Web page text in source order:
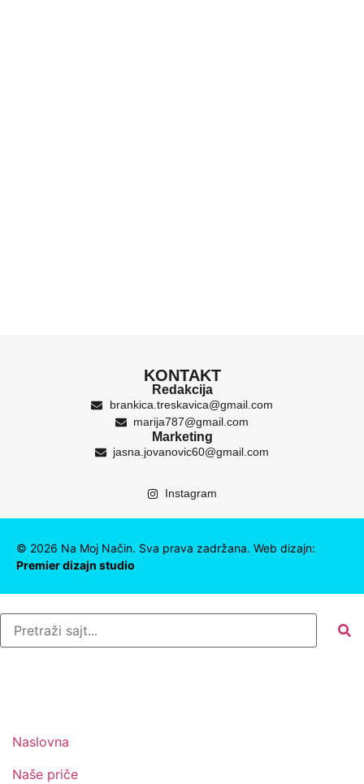
KONTAKT
Redakcija
brankica.treskavica@gmail.com
marija787@gmail.com
Marketing
jasna.jovanovic60@gmail.com
Instagram
© 2026 Na Moj Način. Sva prava zadržana. Web dizajn:
Premier dizajn studio
Naslovna
Naše priče